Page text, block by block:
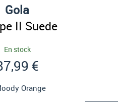
Gola
II Suede
En stock
€
Orange